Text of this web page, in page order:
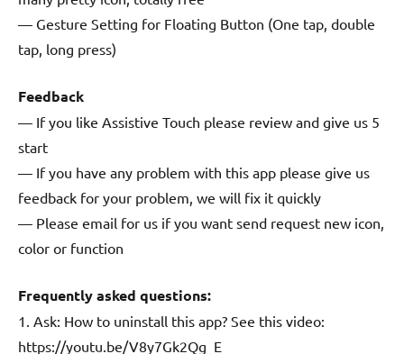
— Gesture Setting for Floating Button (One tap, double
tap, long press)
Feedback
— If you like Assistive Touch please review and give us 5
start
— If you have any problem with this app please give us
feedback for your problem, we will fix it quickly
— Please email for us if you want send request new icon,
color or function
Frequently asked questions:
1. Ask: How to uninstall this app? See this video:
https://youtu.be/V8y7Gk2Qg_E